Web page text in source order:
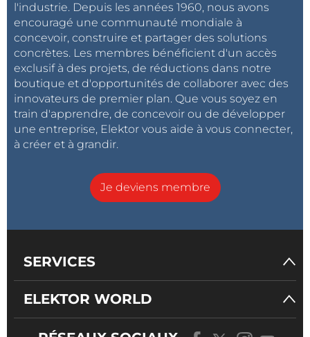
l'industrie. Depuis les années 1960, nous avons
encouragé une communauté mondiale à
concevoir, construire et partager des solutions
concrètes. Les membres bénéficient d'un accès
exclusif à des projets, de réductions dans notre
boutique et d'opportunités de collaborer avec des
innovateurs de premier plan. Que vous soyez en
train d'apprendre, de concevoir ou de développer
une entreprise, Elektor vous aide à vous connecter,
à créer et à grandir.
Je deviens membre
SERVICES
ELEKTOR WORLD